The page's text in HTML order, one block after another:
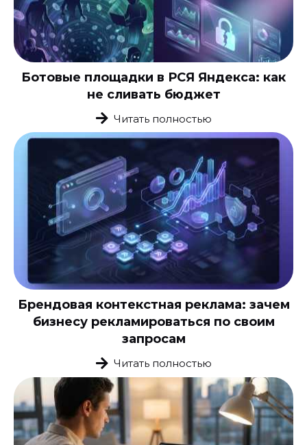
Ботовые площадки в РСЯ Яндекса: как
не сливать бюджет
Читать полностью
Брендовая контекстная реклама: зачем
бизнесу рекламироваться по своим
запросам
Читать полностью